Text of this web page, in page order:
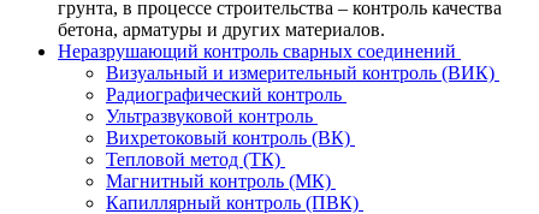
грунта, в процессе строительства – контроль качества
бетона, арматуры и других материалов.
Неразрушающий контроль сварных соединений
Визуальный и измерительный контроль (ВИК)
Радиографический контроль
Ультразвуковой контроль
Вихретоковый контроль (ВК)
Тепловой метод (ТК)
Магнитный контроль (МК)
Капиллярный контроль (ПВК)